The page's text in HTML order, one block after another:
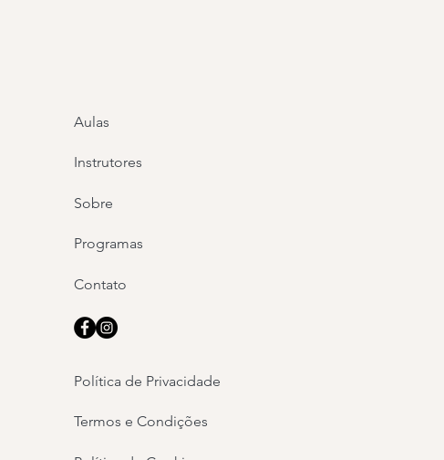
Aulas
Instrutores
Sobre
Programas
Contato
Política de Privacidade
Termos e Condições